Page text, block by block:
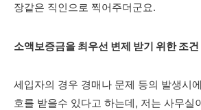
장같은 직인으로 찍어주더군요.
소액보증금을 최우선 변제 받기 위한 조건
세입자의 경우 경매나 문제 등의 발생시에
호를 받을수 있다고 하는데, 저는 사무실